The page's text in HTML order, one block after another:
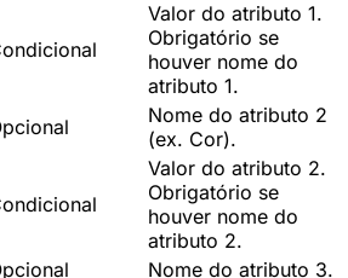
Valor do atributo 1.
Obrigatório se
houver nome do
atributo 1.
Nome do atributo 2
(ex. Cor).
Valor do atributo 2.
Obrigatório se
houver nome do
atributo 2.
Nome do atributo 3.